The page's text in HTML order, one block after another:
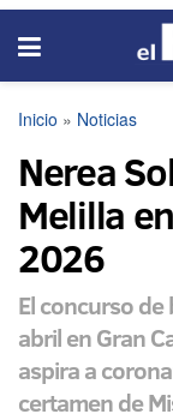
Inicio » Noticias
Nerea
Melilla
2026
El concurso de
abril en Gran
aspira a
certamen de